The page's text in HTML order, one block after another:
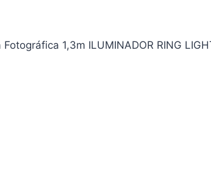
1,3m ILUMINADOR RING